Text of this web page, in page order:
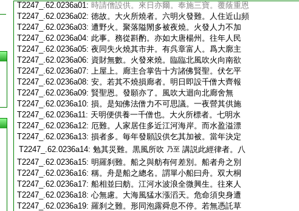
T2247_.62.0236a01: 時請僧設供。來日亦爾。奉施三寶。覆蔭重恩
T2247_.62.0236a02: 徳故。大火所燒者。六明火發難。人住近山頻
T2247_.62.0236a03: 遭野火。聚落隘閙多被夜燒。火發人力不加
T2247_.62.0236a04: 此事。務從斟酌。亦如大唐楊州。往年人民
T2247_.62.0236a05: 夜同失火燒其市井。有呉章富人。爲大廓主
T2247_.62.0236a06: 資財無數。火發來燒。臨臨北風吹火向南欲
T2247_.62.0236a07: 上屋上。廊主合掌告十方諸佛賢聖。伏乞平
T2247_.62.0236a08: 安。若其不燒損廊者。明日即設千僧大齊報
T2247_.62.0236a09: 賢聖恩。發願亦了。風吹大迴向北廊舍無
T2247_.62.0236a10: 損。是知佛法僧力不可思議。一夜營其供施
T2247_.62.0236a11: 天明便供養一千僧也。大火所標者。七明水
T2247_.62.0236a12: 厄難。人家居住多近江河海岸。而水盈溢漂
T2247_.62.0236a13: 損者多。毎年發願設供乞其加被。當年決定
T2247_.62.0236a14: 勉其災難。黒風所吹 乃至 講説此經律者。八
T2247_.62.0236a15: 明羅刹難。船之與舫有何差別。船者舟之別
T2247_.62.0236a16: 稱。舟是船之總名。謂單小船曰舟。双大桐
T2247_.62.0236a17: 船相並曰舫。江河水波浪全微興生。往來人
T2247_.62.0236a18: 心無慮。大海風猛水漲滔天。危命須臾身遭
T2247_.62.0236a19: 羅刹之難。形同泡露舜息不停。若無憑託草